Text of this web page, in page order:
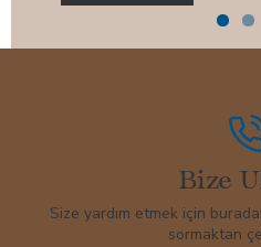
Bize
Size yardım etmek için
sormaktan